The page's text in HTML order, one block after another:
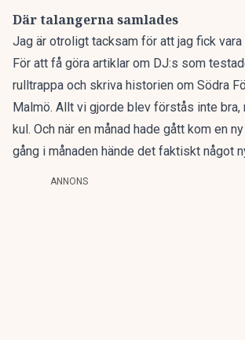
Där talangerna samlades
Jag är otroligt tacksam för att jag fick vara
För att få göra artiklar om DJ:s som
rulltrappa och skriva historien om Södra
Malmö. Allt vi gjorde blev förstås inte bra,
kul. Och när en månad hade gått kom en
gång i månaden hände det faktiskt något
ANNONS